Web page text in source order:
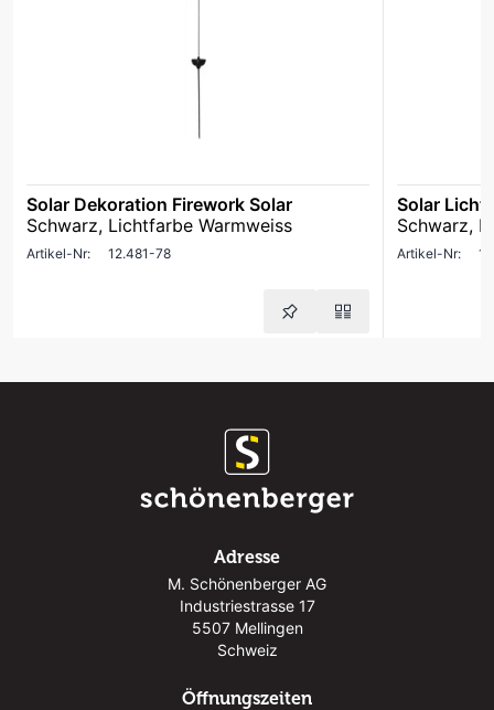
Solar Dekoration Firework Solar
Schwarz, Lichtfarbe Warmweiss
Artikel-Nr: 12.481-78
Solar
Schwarz,
Artikel-Nr:
Adresse
M. Schönenberger AG
Industriestrasse 17
5507 Mellingen
Schweiz
Öffnungszeiten